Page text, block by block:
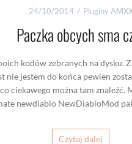
24/10/2014 Pluginy
Paczka obcych sma
kodów zebranych na dysku.
nie jestem do końca pewien
ciekawego można tam znaleźć.
newdiablo NewDiabloMod
Czytaj dalej